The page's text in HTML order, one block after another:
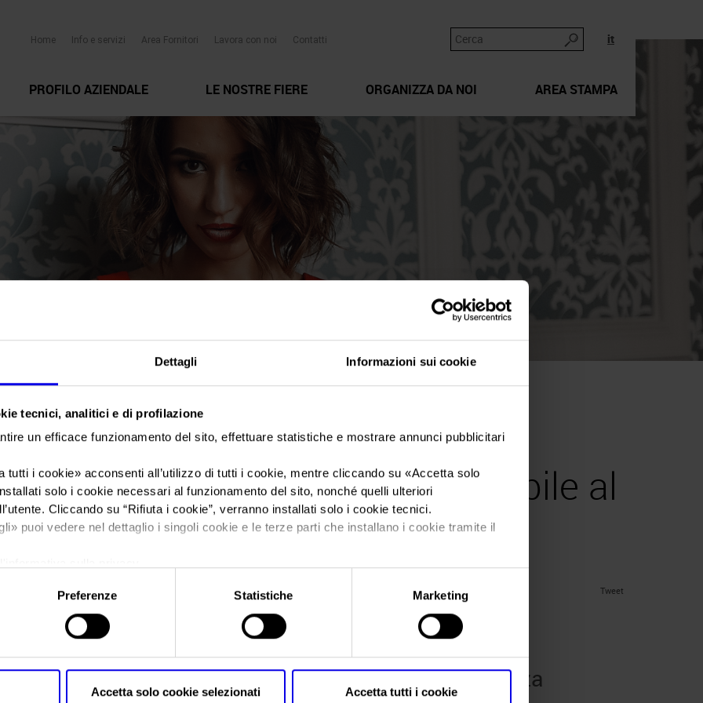
Dettagli Informazioni sui cookie
tecnici, analitici e di profilazione
un efficace funzionamento del sito, effettuare statistiche e mostrare annunci pubblicitari
tutti i cookie» acconsenti all’utilizzo di tutti i cookie, mentre cliccando su «Accetta solo
solo i cookie necessari al funzionamento del sito, nonché quelli ulteriori
Cliccando su “Rifiuta i cookie”, verranno installati solo i cookie tecnici.
» puoi vedere nel dettaglio i singoli cookie e le terze parti che installano i cookie tramite il
Preferenze Statistiche Marketing
Accetta solo cookie selezionati Accetta tutti i cookie
it
Home Info e servizi Area Fornitori Lavora con noi Contatti
PROFILO AZIENDALE LE NOSTRE FIERE ORGANIZZA DA NOI AREA STAMPA
Vino e moda: per il ministro
Lollobrigida un’alleanza possibile al
prossimo Vinitaly
Tweet
Posts Tagged:
veronafiere masaf vinitaly 2024
Vino e moda: per il ministro Lollobrigida un’alleanza